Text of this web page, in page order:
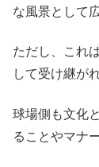
な風景として
ただし、これ
して受け継が
球場側も文化
ることやマナ